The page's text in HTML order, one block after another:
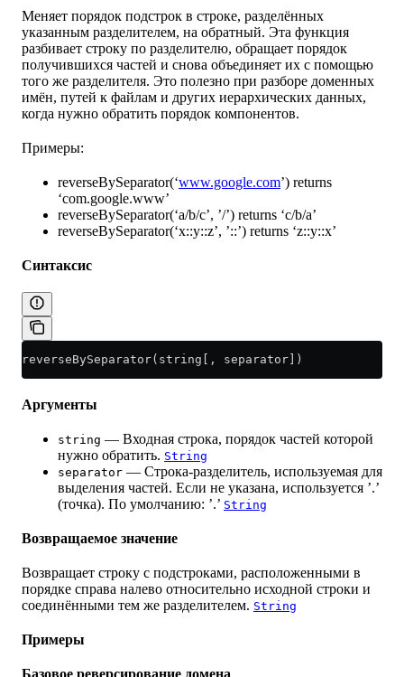
Меняет порядок подстрок в строке, разделённых
указанным разделителем, на обратный. Эта функция
разбивает строку по разделителю, обращает порядок
получившихся частей и снова объединяет их с помощью
того же разделителя. Это полезно при разборе доменных
имён, путей к файлам и других иерархических данных,
когда нужно обратить порядок компонентов.
Примеры:
reverseBySeparator(‘www.google.com’) returns
‘com.google.www’
reverseBySeparator(‘a/b/c’, ’/’) returns ‘c/b/a’
reverseBySeparator(‘x::y::z’, ’::’) returns ‘z::y::x’
Синтаксис
reverseBySeparator(string[, separator])
Аргументы
string — Входная строка, порядок частей которой
нужно обратить. String
separator — Строка-разделитель, используемая для
выделения частей. Если не указана, используется ’.’
(точка). По умолчанию: ’.’ String
Возвращаемое значение
Возвращает строку с подстроками, расположенными в
порядке справа налево относительно исходной строки и
соединёнными тем же разделителем. String
Примеры
Базовое реверсирование домена